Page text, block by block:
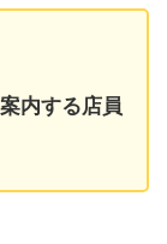
内する店員